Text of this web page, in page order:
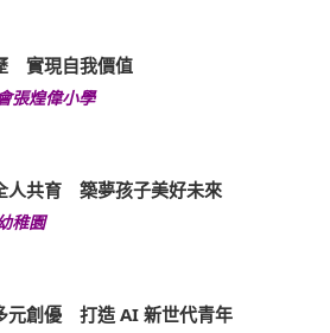
實現自我價值
張煌偉小學
共育 築夢孩子美好未來
稚園
創優 打造 AI 新世代青年